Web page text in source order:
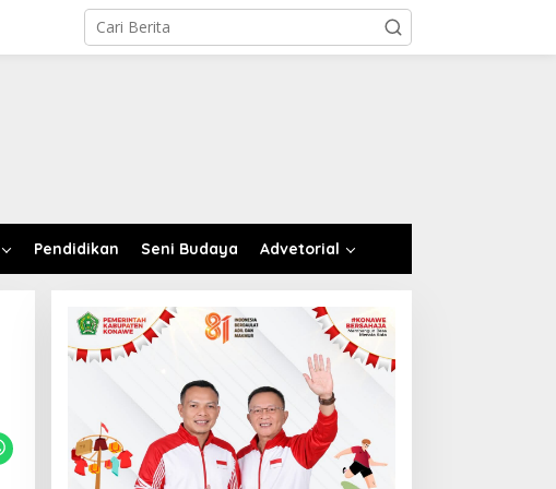
Pendidikan Seni Budaya Advetorial